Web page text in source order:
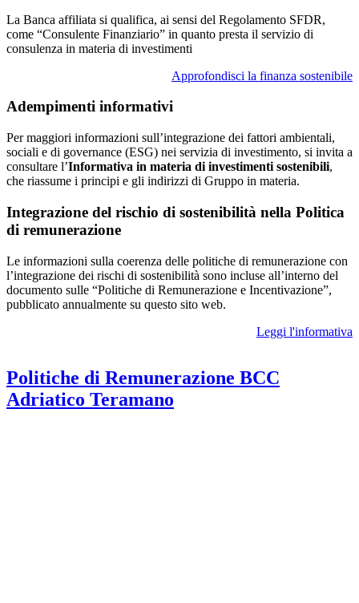
La Banca affiliata si qualifica, ai sensi del Regolamento SFDR,
come “Consulente Finanziario” in quanto presta il servizio di
consulenza in materia di investimenti
Approfondisci la finanza sostenibile
Adempimenti informativi
Per maggiori informazioni sull’integrazione dei fattori ambientali,
sociali e di governance (ESG) nei servizia di investimento, si invita a
consultare l’Informativa in materia di investimenti sostenibili,
che riassume i principi e gli indirizzi di Gruppo in materia.
Integrazione del rischio di sostenibilità nella Politica
di remunerazione
Le informazioni sulla coerenza delle politiche di remunerazione con
l’integrazione dei rischi di sostenibilità sono incluse all’interno del
documento sulle “Politiche di Remunerazione e Incentivazione”,
pubblicato annualmente su questo sito web.
Leggi l'informativa
Politiche di Remunerazione BCC
Adriatico Teramano